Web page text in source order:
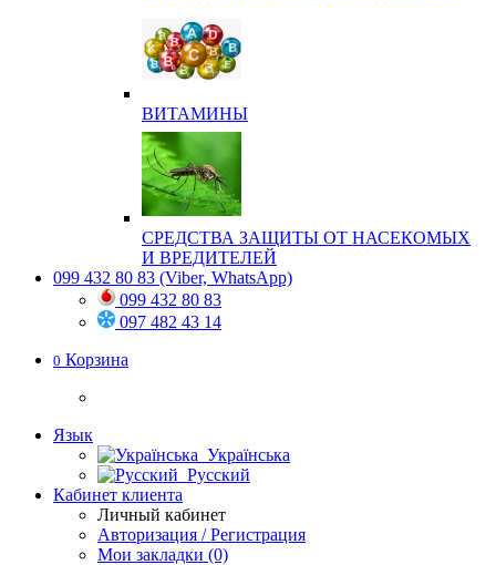
ВИТАМИНЫ
СРЕДСТВА ЗАЩИТЫ ОТ НАСЕКОМЫХ
И ВРЕДИТЕЛЕЙ
099 432 80 83 (Viber, WhatsApp)
099 432 80 83
097 482 43 14
0 Корзина
Язык
Українська
Русский
Кабинет клиента
Личный кабинет
Авторизация / Регистрация
Мои закладки (0)